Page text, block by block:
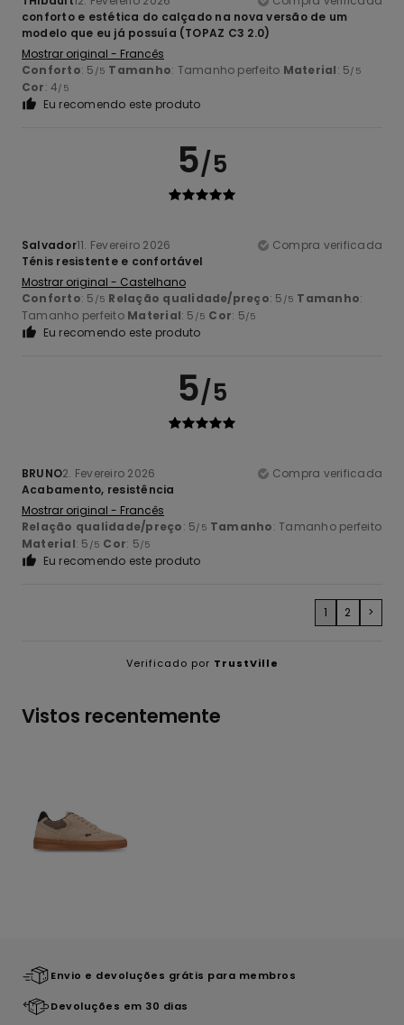
conforto e estética do calçado na nova versão de um
modelo que eu já possuía (TOPAZ C3 2.0)
Mostrar original - Francês
Conforto: 5 /5 Tamanho: Tamanho perfeito Material: 5/5
Cor: 4/5
Eu recomendo este produto
5/5
Salvador11. Fevereiro 2026
Compra verificada
Ténis resistente e confortável
Mostrar original - Castelhano
Conforto: 5 /5 Relação qualidade/preço: 5 /5 Tamanho:
Tamanho perfeito Material: 5 /5 Cor: 5/5
Eu recomendo este produto
5/5
BRUNO2. Fevereiro 2026
Compra verificada
Acabamento, resistência
Mostrar original - Francês
Relação qualidade/preço: 5/5 Tamanho: Tamanho perfeito
Material: 5 /5 Cor: 5/5
Eu recomendo este produto
1 2 >
Verificado por TrustVille
Vistos recentemente
Envio e devoluções grátis para membros
Devoluções em 30 dias